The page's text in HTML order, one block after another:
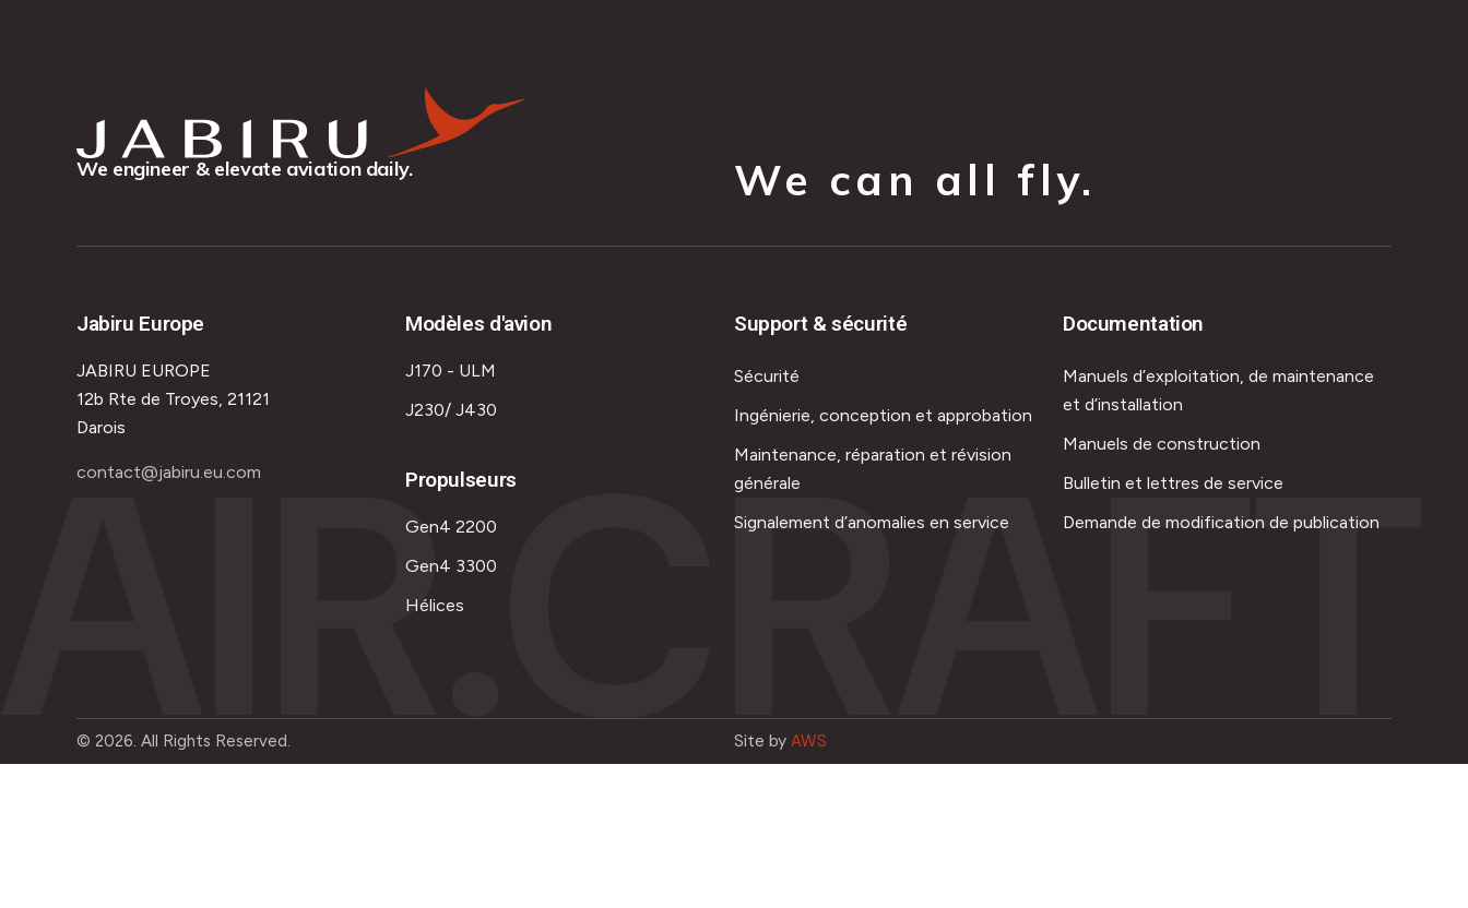
We engineer & elevate aviation daily. We can all fly.
Jabiru Europe
JABIRU EUROPE
12b Rte de Troyes, 21121
Darois
contact@jabiru.eu.com
Modèles d'avion
J170 - ULM
J230/ J430
Propulseurs
Gen4 2200
Gen4 3300
Hélices
Support & sécurité
Sécurité
Ingénierie, conception et approbation
Maintenance, réparation et révision
générale
Signalement d’anomalies en service
Documentation
Manuels d’exploitation, de maintenance
et d’installation
Manuels de construction
Bulletin et lettres de service
Demande de modification de publication
AIR.CRAFT
© 2026. All Rights Reserved. Site by AWS